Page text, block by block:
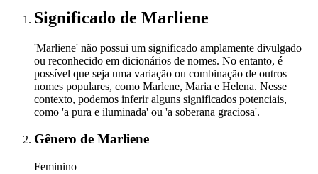
Significado de Marliene
'Marliene' não possui um significado amplamente divulgado
ou reconhecido em dicionários de nomes. No entanto, é
possível que seja uma variação ou combinação de outros
nomes populares, como Marlene, Maria e Helena. Nesse
contexto, podemos inferir alguns significados potenciais,
como 'a pura e iluminada' ou 'a soberana graciosa'.
Gênero de Marliene
Feminino